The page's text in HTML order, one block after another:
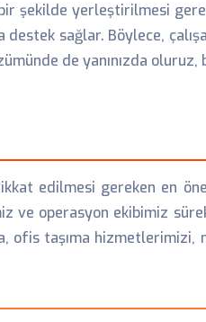
bir şekilde yerleştirilmesi
sağlar. Böylece,
de yanınızda
edilmesi gereken en
ve operasyon ekibimiz
ofis taşıma